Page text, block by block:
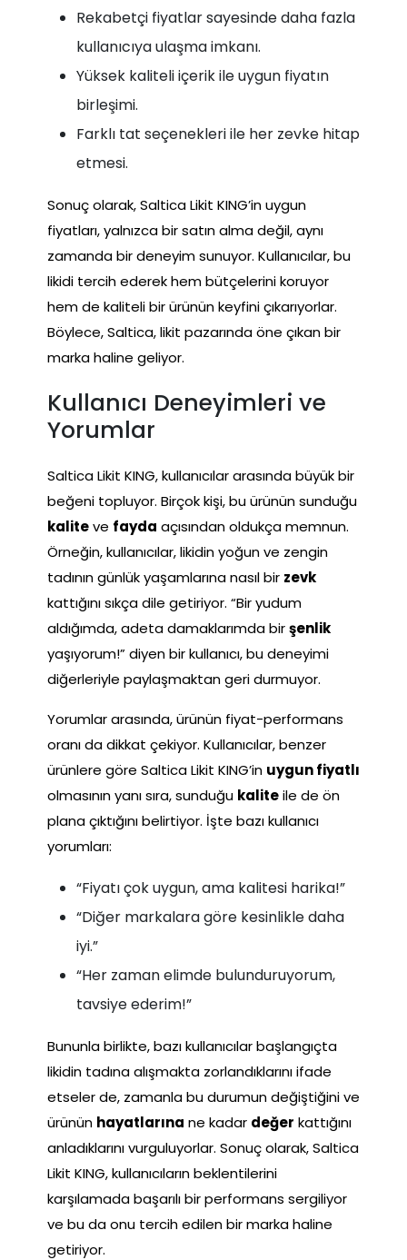
Rekabetçi fiyatlar sayesinde daha fazla
kullanıcıya ulaşma imkanı.
Yüksek kaliteli içerik ile uygun fiyatın
birleşimi.
Farklı tat seçenekleri ile her zevke hitap
etmesi.
Sonuç olarak, Saltica Likit KING’in uygun
fiyatları, yalnızca bir satın alma değil, aynı
zamanda bir deneyim sunuyor. Kullanıcılar, bu
likidi tercih ederek hem bütçelerini koruyor
hem de kaliteli bir ürünün keyfini çıkarıyorlar.
Böylece, Saltica, likit pazarında öne çıkan bir
marka haline geliyor.
Kullanıcı Deneyimleri ve
Yorumlar
Saltica Likit KING, kullanıcılar arasında büyük bir
beğeni topluyor. Birçok kişi, bu ürünün sunduğu
kaliteve fayda açısından oldukça memnun.
Örneğin, kullanıcılar, likidin yoğun ve zengin
tadının günlük yaşamlarına nasıl bir zevk
kattığını sıkça dile getiriyor. “Bir yudum
aldığımda, adeta damaklarımda birşenlik
yaşıyorum!” diyen bir kullanıcı, bu deneyimi
diğerleriyle paylaşmaktan geri durmuyor.
Yorumlar arasında, ürünün fiyat-performans
oranı da dikkat çekiyor. Kullanıcılar, benzer
ürünlere göre Saltica Likit KING’in uygun fiyatlı
olmasının yanı sıra, sunduğu kaliteile de ön
plana çıktığını belirtiyor. İşte bazı kullanıcı
yorumları:
“Fiyatı çok uygun, ama kalitesi harika!”
“Diğer markalara göre kesinlikle daha
iyi.”
“Her zaman elimde bulunduruyorum,
tavsiye ederim!”
Bununla birlikte, bazı kullanıcılar başlangıçta
likidin tadına alışmakta zorlandıklarını ifade
etseler de, zamanla bu durumun değiştiğini ve
ürünün hayatlarına ne kadar değer kattığını
anladıklarını vurguluyorlar. Sonuç olarak, Saltica
Likit KING, kullanıcıların beklentilerini
karşılamada başarılı bir performans sergiliyor
ve bu da onu tercih edilen bir marka haline
getiriyor.